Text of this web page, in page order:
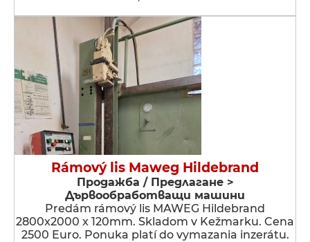
Rámový lis Maweg Hildebrand
Продажба / Предлагане >
Дървообработващи машини
Predám rámový lis MAWEG Hildebrand
2800x2000 x 120mm. Skladom v Kežmarku. Cena
2500 Euro. Ponuka platí do vymazania inzerátu.